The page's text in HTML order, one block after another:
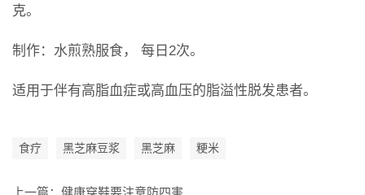
克。
制作：水煎熟服食， 每日2次。
适用于伴有高脂血症或高血压的脂溢性脱发患者。
食疗 黑芝麻豆浆 黑芝麻 粳米
上一篇： 健康穿鞋要注意防四害